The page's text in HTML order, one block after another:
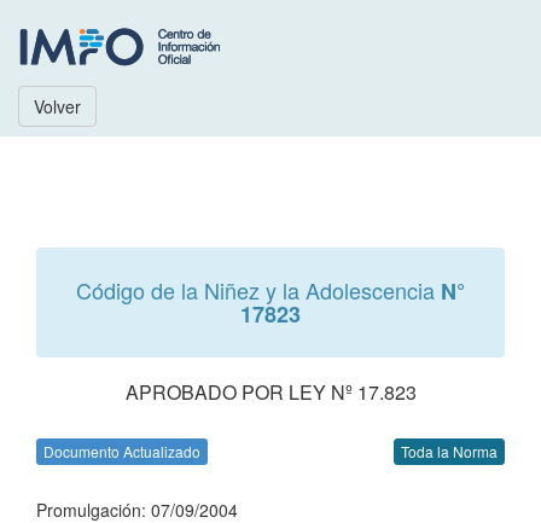
Volver
Código de la Niñez y la Adolescencia N°
17823
APROBADO POR LEY Nº 17.823
Documento Actualizado Toda la Norma
Promulgación: 07/09/2004